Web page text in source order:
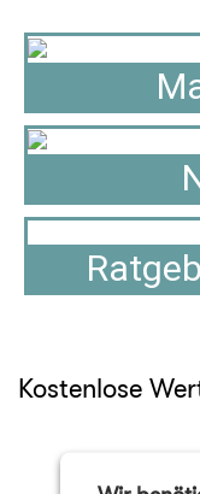
Kostenlose